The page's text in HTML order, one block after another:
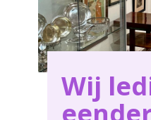
Wij